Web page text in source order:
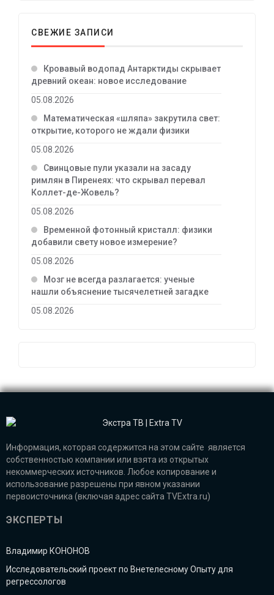
СВЕЖИЕ ЗАПИСИ
Кровавый водопад Антарктиды скрывает
древний океан: новое исследование
05.08.2026
Математическая «шляпа» закрутила свет:
открытие, которого не ждали физики
05.08.2026
Свинцовые пули указали на засаду
римлян в Пиренеях: что скрывал перевал
Коллет-де-Жовель?
05.08.2026
Временной фотонный кристалл: физики
добавили свету новое измерение?
05.08.2026
Мозг не всегда разлагается: ученые
нашли объяснение тысячелетней загадке
05.08.2026
Информация, которая содержится на этом сайте является
собственностью компании или взята из открытых
некоммерческих источников. Любое копирование и
использование разрешены при явном указании
первоисточника (включая адрес сайта TVExtra.ru)
ЭКСПЕРТЫ
Владимир КОНОНОВ
Исследовательский проект по Внетелесному Опыту для
регрессологов